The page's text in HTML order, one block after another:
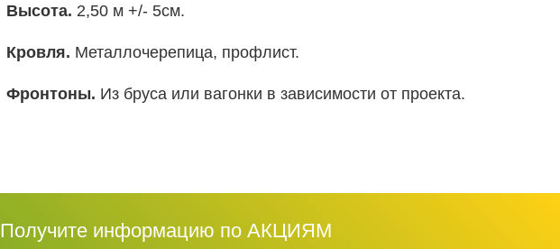
Высота. 2,50 м +/- 5см.
Кровля. Металлочерепица, профлист.
Фронтоны. Из бруса или вагонки в зависимости от проекта.
Получите информацию по АКЦИЯМ